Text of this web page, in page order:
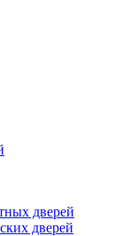
дверей
дверей